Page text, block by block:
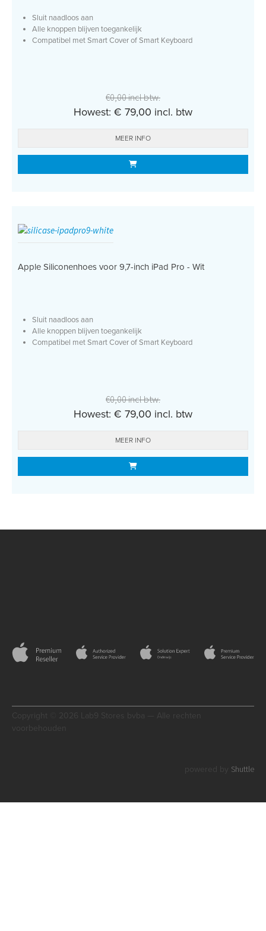
Sluit naadloos aan
Alle knoppen blijven toegankelijk
Compatibel met Smart Cover of Smart Keyboard
€0,00 incl btw.
Howest: € 79,00 incl. btw
MEER INFO
Apple Siliconenhoes voor 9,7-inch iPad Pro - Wit
Sluit naadloos aan
Alle knoppen blijven toegankelijk
Compatibel met Smart Cover of Smart Keyboard
€0,00 incl btw.
Howest: € 79,00 incl. btw
MEER INFO
Copyright © 2026 Lab9 Stores bvba — Alle rechten
Shuttle